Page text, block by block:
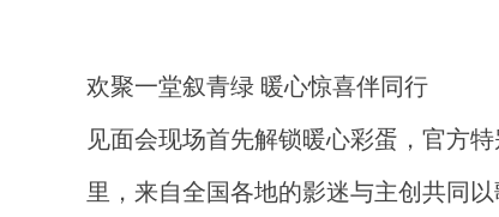
欢聚一堂叙青绿 暖心惊喜伴同行
见面会现场首先解锁暖心彩蛋，官方
里，来自全国各地的影迷与主创共同